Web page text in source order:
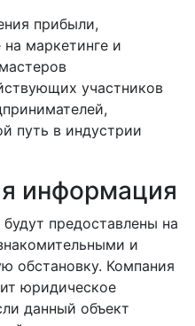
прибыли,
маркетинге и
участников
путь в индустрии
информация
предоставлены на
и
обстановку. Компания
юридическое
данный объект